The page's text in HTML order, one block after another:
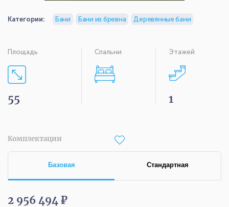
Категории: Бани Бани из бревна Деревянные бани
Площадь
55
Спальни Этажей
1
Комплектации
Базовая Стандартная
2 956 494 ₽